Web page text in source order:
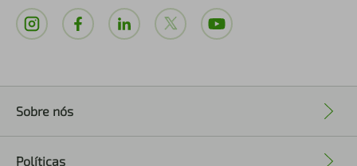
Sobre nós
Políticas